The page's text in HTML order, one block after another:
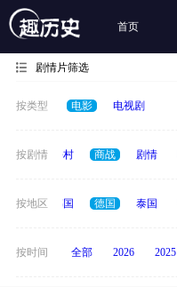
首页
剧情片筛选
按类型 电影 电视剧
按剧情
历史 乡村 商战 剧情
按地区
日本 韩国 德国 泰国
按时间 全部 2026 2025